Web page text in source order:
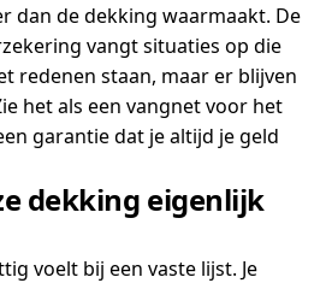
dan de dekking waarmaakt. De
vangt situaties op die
redenen staan, maar er blijven
het als een vangnet voor het
garantie dat je altijd je geld
dekking eigenlijk
voelt bij een vaste lijst. Je